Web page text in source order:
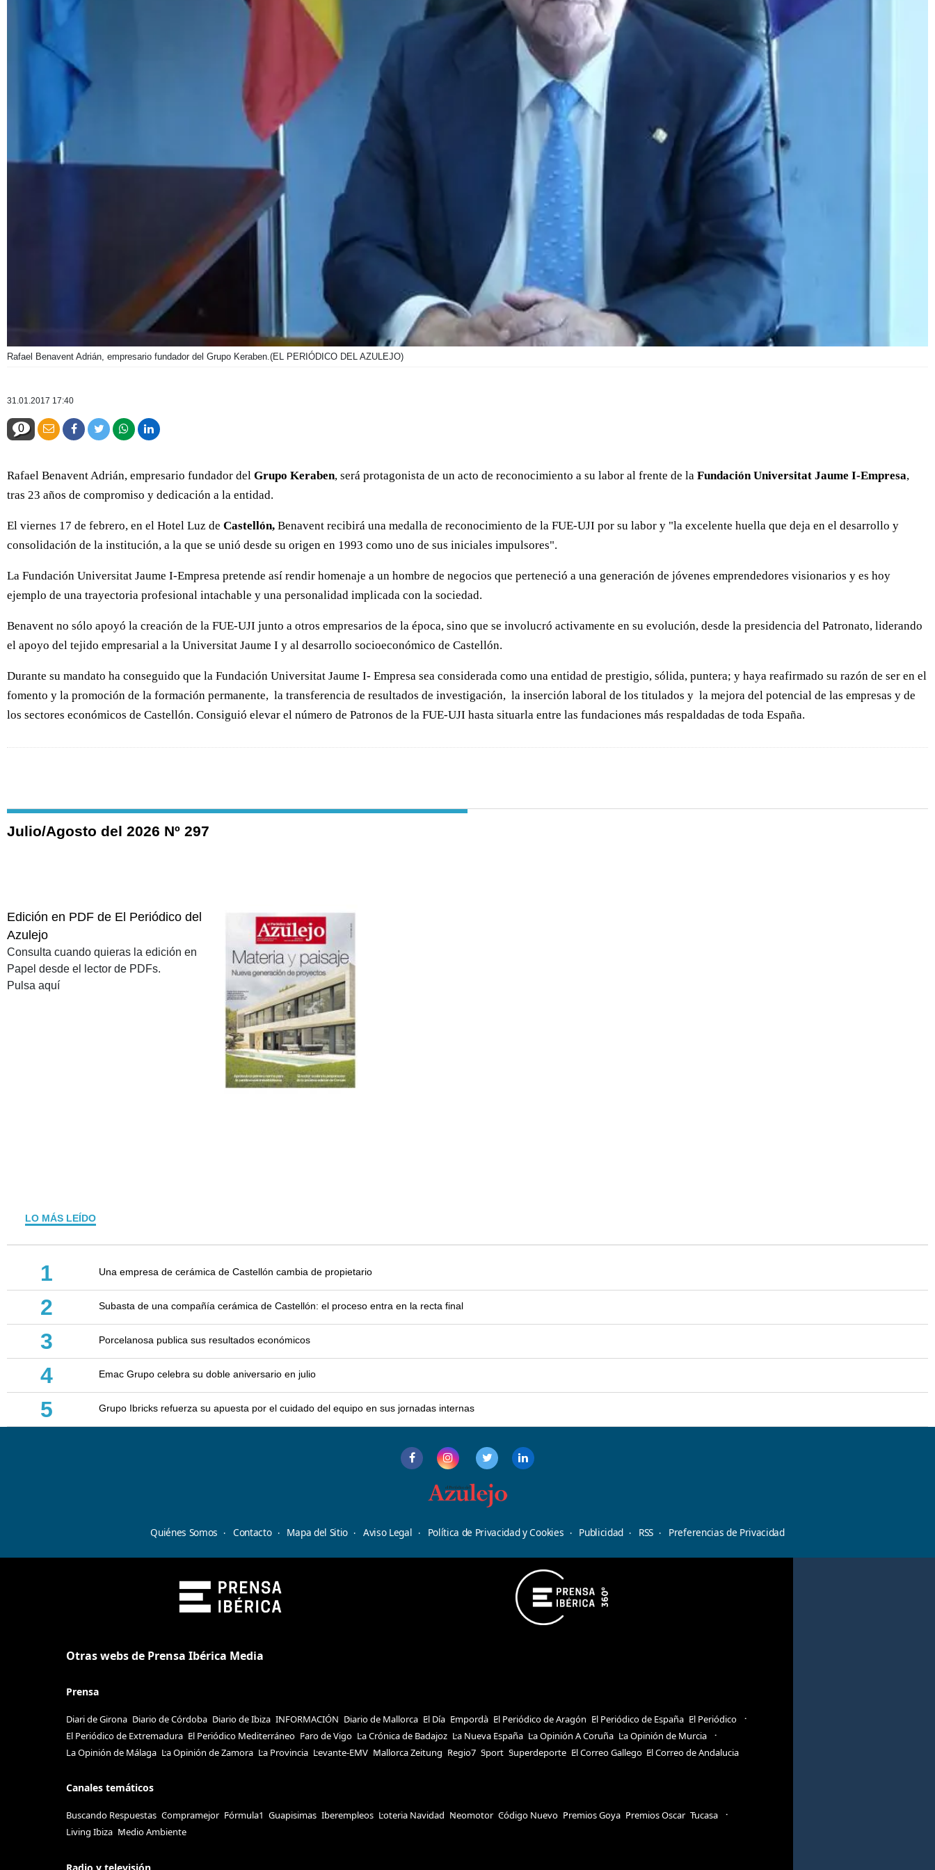
Rafael Benavent Adrián, empresario fundador del Grupo Keraben.(EL PERIÓDICO DEL AZULEJO)
31.01.2017 17:40
0
Rafael Benavent Adrián, empresario fundador del Grupo Keraben, será protagonista de un acto de reconocimiento a su labor al frente de la Fundación Universitat Jaume I-Empresa,
tras 23 años de compromiso y dedicación a la entidad.
El viernes 17 de febrero, en el Hotel Luz de Castellón, Benavent recibirá una medalla de reconocimiento de la FUE-UJI por su labor y "la excelente huella que deja en el desarrollo y
consolidación de la institución, a la que se unió desde su origen en 1993 como uno de sus iniciales impulsores".
La Fundación Universitat Jaume I-Empresa pretende así rendir homenaje a un hombre de negocios que perteneció a una generación de jóvenes emprendedores visionarios y es hoy
ejemplo de una trayectoria profesional intachable y una personalidad implicada con la sociedad.
Benavent no sólo apoyó la creación de la FUE-UJI junto a otros empresarios de la época, sino que se involucró activamente en su evolución, desde la presidencia del Patronato, liderando
el apoyo del tejido empresarial a la Universitat Jaume I y al desarrollo socioeconómico de Castellón.
Durante su mandato ha conseguido que la Fundación Universitat Jaume I- Empresa sea considerada como una entidad de prestigio, sólida, puntera; y haya reafirmado su razón de ser en el
fomento y la promoción de la formación permanente, la transferencia de resultados de investigación, la inserción laboral de los titulados y la mejora del potencial de las empresas y de
los sectores económicos de Castellón. Consiguió elevar el número de Patronos de la FUE-UJI hasta situarla entre las fundaciones más respaldadas de toda España.
Julio/Agosto del 2026 Nº 297
Edición en PDF de El Periódico del
Azulejo
Consulta cuando quieras la edición en
Papel desde el lector de PDFs.
Pulsa aquí
LO MÁS LEÍDO
1 Una empresa de cerámica de Castellón cambia de propietario
2 Subasta de una compañía cerámica de Castellón: el proceso entra en la recta final
3 Porcelanosa publica sus resultados económicos
4 Emac Grupo celebra su doble aniversario en julio
5 Grupo Ibricks refuerza su apuesta por el cuidado del equipo en sus jornadas internas
Quiénes Somos Contacto Mapa del Sitio Aviso Legal Política de Privacidad y Cookies Publicidad RSS Preferencias de Privacidad
Otras webs de Prensa Ibérica Media
Prensa
Diari de Girona Diario de Córdoba Diario de Ibiza INFORMACIÓN Diario de Mallorca El Día Empordà El Periódico de Aragón El Periódico de España El Periódico
El Periódico de Extremadura El Periódico Mediterráneo Faro de Vigo La Crónica de Badajoz La Nueva España La Opinión A Coruña La Opinión de Murcia
La Opinión de Málaga La Opinión de Zamora La Provincia Levante-EMV Mallorca Zeitung Regio7 Sport Superdeporte El Correo Gallego El Correo de Andalucia
Canales temáticos
Buscando Respuestas Compramejor Fórmula1 Guapisimas Iberempleos Loteria Navidad Neomotor Código Nuevo Premios Goya Premios Oscar Tucasa
Living Ibiza Medio Ambiente
Radio y televisión